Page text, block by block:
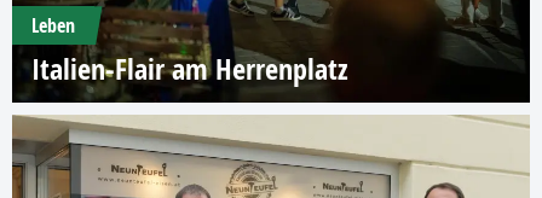
Leben
Italien-Flair am Herrenplatz